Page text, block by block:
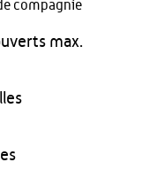
compagnie
max.